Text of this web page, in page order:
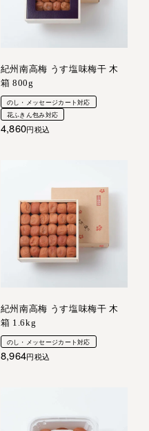
紀州南高梅 うす塩味梅干 木
箱 800g
のし・メッセージカート対応
花ふきん包み対応
4,860 税込
紀州南高梅 うす塩味梅干 木
箱 1.6kg
のし・メッセージカート対応
8,964 税込